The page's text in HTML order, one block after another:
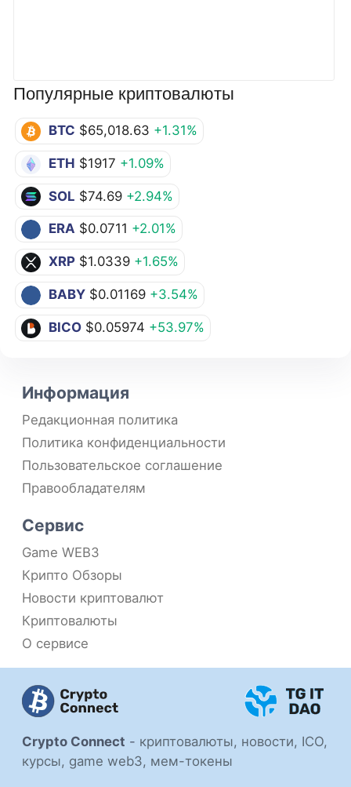
Популярные криптовалюты
BTC $65,018.63 +1.31%
ETH $1917 +1.09%
SOL $74.69 +2.94%
ERA $0.0711 +2.01%
XRP $1.0339 +1.65%
BABY $0.01169 +3.54%
BICO $0.05974 +53.97%
Crypto Connect - криптовалюты, новости, ICO,
курсы, game web3, мем-токены
Информация
Редакционная политика
Политика конфиденциальности
Пользовательское соглашение
Правообладателям
Сервис
Game WEB3
Крипто Обзоры
Новости криптовалют
Криптовалюты
О сервисе